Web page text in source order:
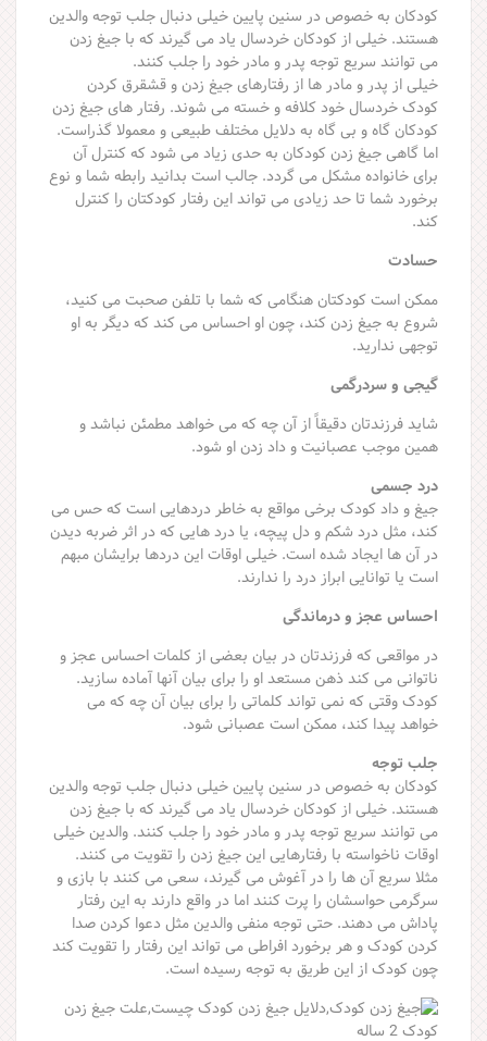
کودکان به خصوص در سنین پایین خیلی دنبال جلب توجه والدین
هستند. خیلی از کودکان خردسال یاد می گیرند که با جیغ زدن
می توانند سریع توجه پدر و مادر خود را جلب کنند.
خیلی از پدر و مادر ها از رفتارهای جیغ زدن و قشقرق کردن
کودک خردسال خود کلافه و خسته می شوند. رفتار های جیغ زدن
کودکان گاه و بی گاه به دلایل مختلف طبیعی و معمولا گذراست.
اما گاهی جیغ زدن کودکان به حدی زیاد می شود که کنترل آن
برای خانواده مشکل می گردد. جالب است بدانید رابطه شما و نوع
برخورد شما تا حد زیادی می تواند این رفتار کودکتان را کنترل
کند.
حسادت
ممکن است کودکتان هنگامی که شما با تلفن صحبت می کنید،
شروع به جیغ زدن کند، چون او احساس می کند که دیگر به او
توجهی ندارید.
گیجی و سردرگمی
شاید فرزندتان دقیقاً از آن چه که می خواهد مطمئن نباشد و
همین موجب عصبانیت و داد زدن او شود.
درد جسمی
جیغ و داد کودک برخی مواقع به خاطر دردهایی است که حس می
کند، مثل درد شکم و دل پیچه، یا درد هایی که در اثر ضربه دیدن
در آن ها ایجاد شده است. خیلی اوقات این دردها برایشان مبهم
است یا توانایی ابراز درد را ندارند.
احساس عجز و درماندگی
در مواقعی که فرزندتان در بیان بعضی از کلمات احساس عجز و
ناتوانی می کند ذهن مستعد او را برای بیان آنها آماده سازید.
کودک وقتی که نمی تواند کلماتی را برای بیان آن چه که می
خواهد پیدا کند، ممکن است عصبانی شود.
جلب توجه
کودکان به خصوص در سنین پایین خیلی دنبال جلب توجه والدین
هستند. خیلی از کودکان خردسال یاد می گیرند که با جیغ زدن
می توانند سریع توجه پدر و مادر خود را جلب کنند. والدین خیلی
اوقات ناخواسته با رفتارهایی این جیغ زدن را تقویت می کنند.
مثلا سریع آن ها را در آغوش می گیرند، سعی می کنند با بازی و
سرگرمی حواسشان را پرت کنند اما در واقع دارند به این رفتار
پاداش می دهند. حتی توجه منفی والدین مثل دعوا کردن صدا
کردن کودک و هر برخورد افراطی می تواند این رفتار را تقویت کند
چون کودک از این طریق به توجه رسیده است.